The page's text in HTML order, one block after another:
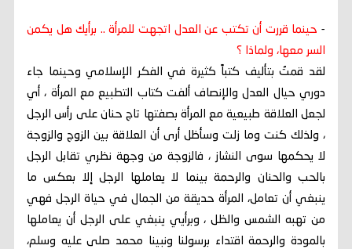
- حينما قررت أن تكتب عن العدل اتجهت للمرأة .. برأيك هل يكمن
السر معها، ولماذا ؟
لقد قمتُ بتأليف كتباً كثيرة في الفكر الإسلامي وحينما جاء
دوري حيال العدل والإنصاف ألفت كتاب التطبيع مع المرأة ، أي
لجعل العلاقة طبيعية مع المرأة بصفتها تاج حنان على رأس الرجل
، ولذلك كنت وما زلت وسأظل أرى أن العلاقة بين الزوج والزوجة
لا يحكمها سوى النشاز ، فالزوجة من وجهة نظري تقابل الرجل
بالحب والحنان والرحمة بينما لا يعاملها الرجل إلا بعكس ما
ينبغي أن تعامل، المرأة حديقة من الجمال في حياة الرجل فهي
من تهبه الشمس والظل ، وبرأيي ينبغي على الرجل أن يعاملها
بالمودة والرحمة اقتداء برسولنا ونبينا محمد صلى عليه وسلم،